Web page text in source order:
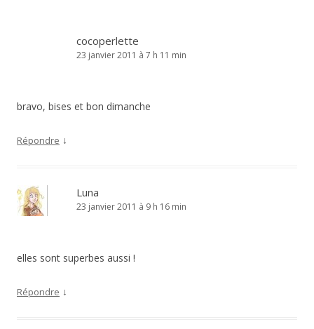
cocoperlette
23 janvier 2011 à 7 h 11 min
bravo, bises et bon dimanche
Répondre ↓
Luna
23 janvier 2011 à 9 h 16 min
elles sont superbes aussi !
Répondre ↓